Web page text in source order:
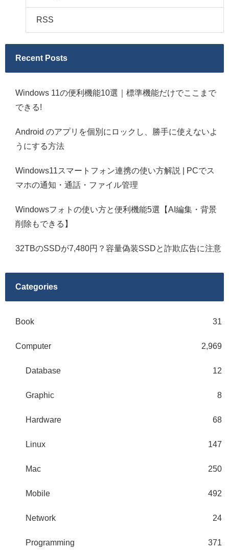
RSS
Recent Posts
Windows 11の便利機能10選｜標準機能だけでここまで
できる!
Android のアプリを個別にロックし、勝手に使えないよ
うにする方法
Windows11スマートフォン連携の使い方解説 | PCでス
マホの通知・通話・ファイル管理
Windowsフォトの使い方と便利機能5選【AI編集・背景
削除もできる】
32TBのSSDが7,480円？容量偽装SSDと詐欺広告に注意
Categories
Book 31
Computer 2,969
Database 12
Graphic 8
Hardware 68
Linux 147
Mac 250
Mobile 492
Network 24
Programming 371